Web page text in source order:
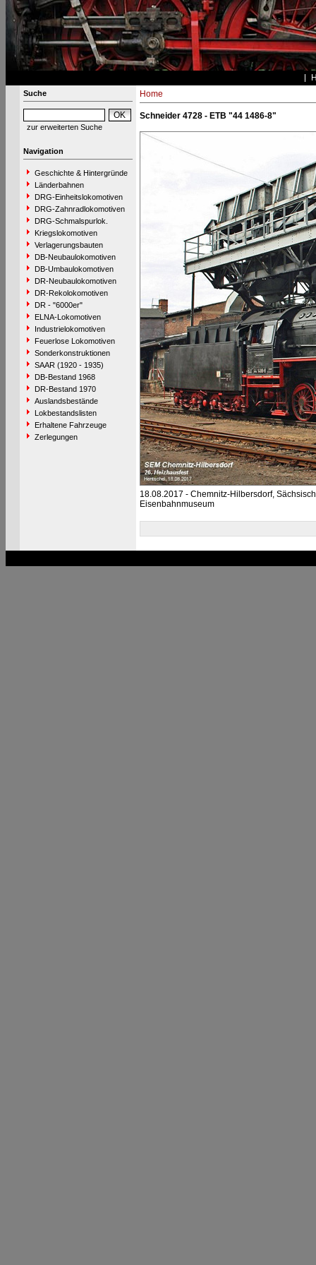
Suche
zur erweiterten Suche
Navigation
Geschichte & Hintergründe
Länderbahnen
DRG-Einheitslokomotiven
DRG-Zahnradlokomotiven
DRG-Schmalspurlok.
Kriegslokomotiven
Verlagerungsbauten
DB-Neubaulokomotiven
DB-Umbaulokomotiven
DR-Neubaulokomotiven
DR-Rekolokomotiven
DR - "6000er"
ELNA-Lokomotiven
Industrielokomotiven
Feuerlose Lokomotiven
Sonderkonstruktionen
SAAR (1920 - 1935)
DB-Bestand 1968
DR-Bestand 1970
Auslandsbestände
Lokbestandslisten
Erhaltene Fahrzeuge
Zerlegungen
Home
Schneider 4728 - ETB "44 1486-8"
18.08.2017 - Chemnitz-Hilbersdorf,
Eisenbahnmuseum